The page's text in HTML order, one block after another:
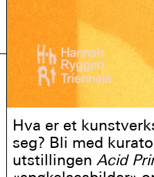
Hva er et
seg? Bli med
utstillingen Acid